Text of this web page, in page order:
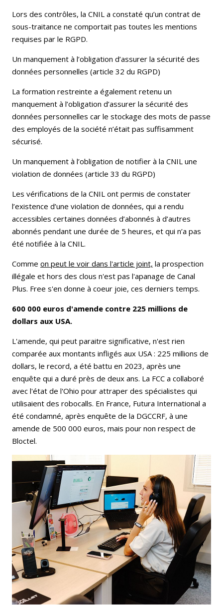
Lors des contrôles, la CNIL a constaté qu’un contrat de
sous-traitance ne comportait pas toutes les mentions
requises par le RGPD.
Un manquement à l’obligation d’assurer la sécurité des
données personnelles (article 32 du RGPD)
La formation restreinte a également retenu un
manquement à l’obligation d’assurer la sécurité des
données personnelles car le stockage des mots de passe
des employés de la société n’était pas suffisamment
sécurisé.
Un manquement à l’obligation de notifier à la CNIL une
violation de données (article 33 du RGPD)
Les vérifications de la CNIL ont permis de constater
l’existence d’une violation de données, qui a rendu
accessibles certaines données d’abonnés à d’autres
abonnés pendant une durée de 5 heures, et qui n’a pas
été notifiée à la CNIL.
Comme on peut le voir dans l'article joint, la prospection
illégale et hors des clous n'est pas l'apanage de Canal
Plus. Free s'en donne à coeur joie, ces derniers temps.
600 000 euros d'amende contre 225 millions de
dollars aux USA.
L'amende, qui peut paraitre significative, n'est rien
comparée aux montants infligés aux USA : 225 millions de
dollars, le record, a été battu en 2023, après une
enquête qui a duré près de deux ans. La FCC a collaboré
avec l'état de l'Ohio pour attraper des spécialistes qui
utilisaient des robocalls. En France, Futura International a
été condamné, après enquête de la DGCCRF, à une
amende de 500 000 euros, mais pour non respect de
Bloctel.